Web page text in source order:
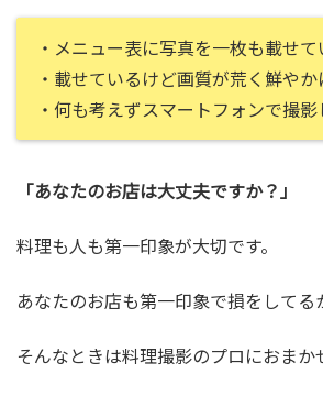
・メニュー表に写真を一枚も載せて
・載せているけど画質が荒く鮮や
・何も考えずスマートフォンで撮影
「あなたのお店は大丈夫ですか？」
料理も人も第一印象が大切です。
あなたのお店も第一印象で損をしてる
そんなときは料理撮影のプロにおまか